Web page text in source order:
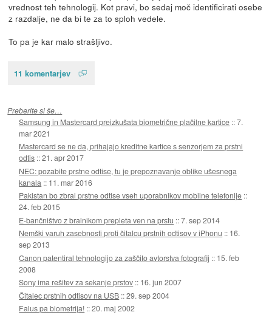
vrednost teh tehnologij. Kot pravi, bo sedaj moč identificirati osebe
z razdalje, ne da bi te za to sploh vedele.
To pa je kar malo strašljivo.
11 komentarjev
Preberite si še…
Samsung in Mastercard preizkušata biometrične plačilne kartice ::7.
mar 2021
Mastercard se ne da, prihajajo kreditne kartice s senzorjem za prstni
odtis ::21. apr 2017
NEC: pozabite prstne odtise, tu je prepoznavanje oblike ušesnega
kanala :: 11. mar 2016
Pakistan bo zbral prstne odtise vseh uporabnikov mobilne telefonije ::
24. feb 2015
E-bančništvo z bralnikom prepleta ven na prstu ::7. sep 2014
Nemški varuh zasebnosti proti čitalcu prstnih odtisov v iPhonu :: 16.
sep 2013
Canon patentiral tehnologijo za zaščito avtorstva fotografij :: 15. feb
2008
Sony ima rešitev za sekanje prstov :: 16. jun 2007
Čitalec prstnih odtisov na USB ::29. sep 2004
Falus pa biometrija! ::20. maj 2002